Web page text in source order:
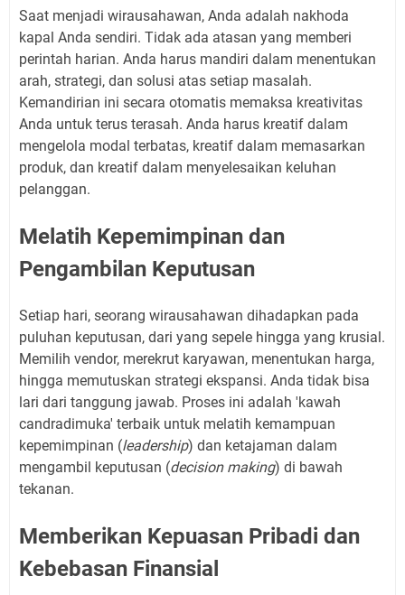
Saat menjadi wirausahawan, Anda adalah nakhoda
kapal Anda sendiri. Tidak ada atasan yang memberi
perintah harian. Anda harus mandiri dalam menentukan
arah, strategi, dan solusi atas setiap masalah.
Kemandirian ini secara otomatis memaksa kreativitas
Anda untuk terus terasah. Anda harus kreatif dalam
mengelola modal terbatas, kreatif dalam memasarkan
produk, dan kreatif dalam menyelesaikan keluhan
pelanggan.
Melatih Kepemimpinan dan
Pengambilan Keputusan
Setiap hari, seorang wirausahawan dihadapkan pada
puluhan keputusan, dari yang sepele hingga yang krusial.
Memilih vendor, merekrut karyawan, menentukan harga,
hingga memutuskan strategi ekspansi. Anda tidak bisa
lari dari tanggung jawab. Proses ini adalah 'kawah
candradimuka' terbaik untuk melatih kemampuan
kepemimpinan (leadership) dan ketajaman dalam
mengambil keputusan (decision making) di bawah
tekanan.
Memberikan Kepuasan Pribadi dan
Kebebasan Finansial